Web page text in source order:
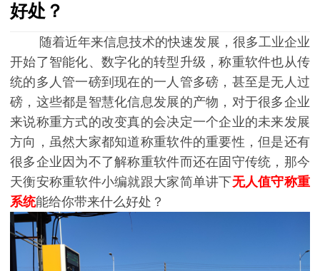
好处？
随着近年来信息技术的快速发展，很多工业企业
开始了智能化、数字化的转型升级，称重软件也从传
统的多人管一磅到现在的一人管多磅，甚至是无人过
磅，这些都是智慧化信息发展的产物，对于很多企业
来说称重方式的改变真的会决定一个企业的未来发展
方向，虽然大家都知道称重软件的重要性，但是还有
很多企业因为不了解称重软件而还在固守传统，那今
天衡安称重软件小编就跟大家简单讲下无人值守称重
系统能给你带来什么好处？